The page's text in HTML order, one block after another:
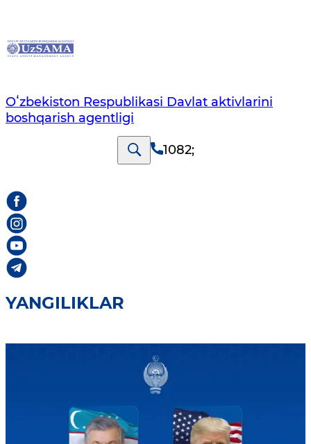
Oʻzbekiston Respublikasi Davlat aktivlarini
boshqarish agentligi
1082;
YANGILIKLAR